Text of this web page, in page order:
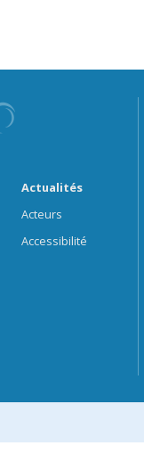
Actualités
Acteurs
Accessibilité